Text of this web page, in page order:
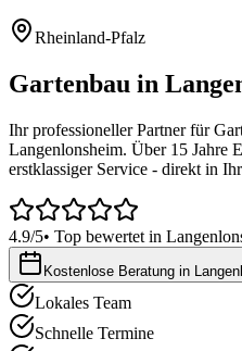
Rheinland-Pfalz
Gartenbau in
Ihr professioneller Partner für
Langenlonsheim. Über 15 Jahre
erstklassiger Service - direkt in
4.9/5• Top bewertet in
Kostenlose Beratung in
Lokales Team
Schnelle Termine